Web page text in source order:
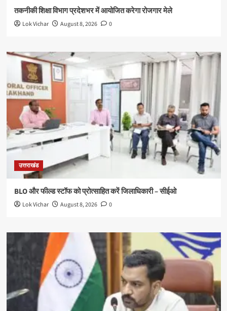
तकनीकी शिक्षा विभाग प्रदेशभर में आयोजित करेगा रोजगार मेले
Lok Vichar August 8, 2026 0
उत्तराखंड
BLO और फील्ड स्टॉफ को प्रोत्साहित करें जिलाधिकारी – सीईओ
Lok Vichar August 8, 2026 0